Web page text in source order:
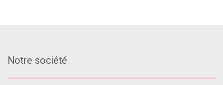
Notre société